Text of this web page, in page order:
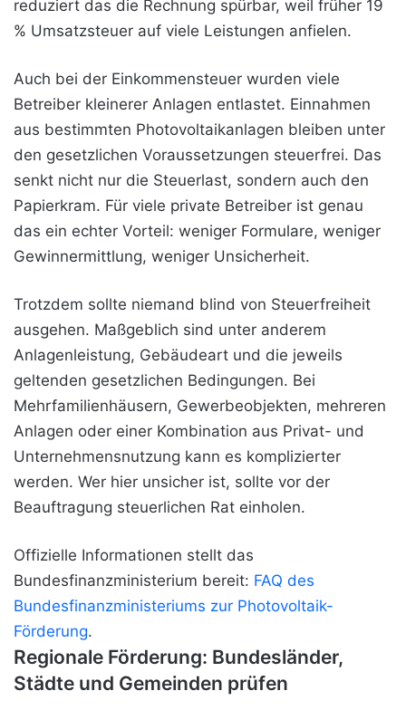
reduziert das die Rechnung spürbar, weil früher 19
% Umsatzsteuer auf viele Leistungen anfielen.
Auch bei der Einkommensteuer wurden viele
Betreiber kleinerer Anlagen entlastet. Einnahmen
aus bestimmten Photovoltaikanlagen bleiben unter
den gesetzlichen Voraussetzungen steuerfrei. Das
senkt nicht nur die Steuerlast, sondern auch den
Papierkram. Für viele private Betreiber ist genau
das ein echter Vorteil: weniger Formulare, weniger
Gewinnermittlung, weniger Unsicherheit.
Trotzdem sollte niemand blind von Steuerfreiheit
ausgehen. Maßgeblich sind unter anderem
Anlagenleistung, Gebäudeart und die jeweils
geltenden gesetzlichen Bedingungen. Bei
Mehrfamilienhäusern, Gewerbeobjekten, mehreren
Anlagen oder einer Kombination aus Privat- und
Unternehmensnutzung kann es komplizierter
werden. Wer hier unsicher ist, sollte vor der
Beauftragung steuerlichen Rat einholen.
Offizielle Informationen stellt das
Bundesfinanzministerium bereit: FAQ des
Bundesfinanzministeriums zur Photovoltaik-
Förderung.
Regionale Förderung: Bundesländer,
Städte und Gemeinden prüfen